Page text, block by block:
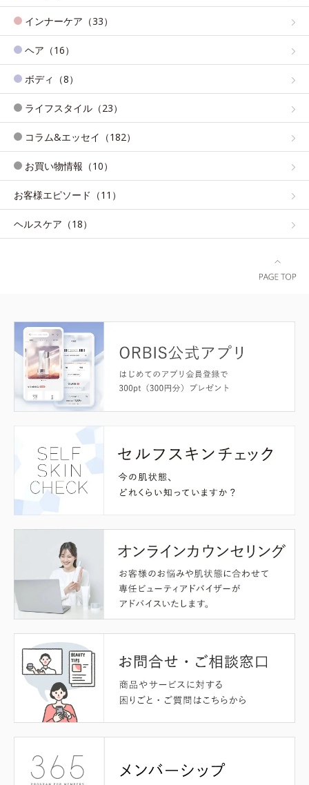
インナーケア（33）
ヘア（16）
ボディ（8）
ライフスタイル（23）
コラム&エッセイ（182）
お買い物情報（10）
お客様エピソード（11）
ヘルスケア（18）